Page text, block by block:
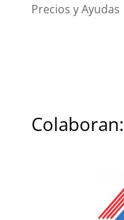
Precios y Ayudas
Colaboran: